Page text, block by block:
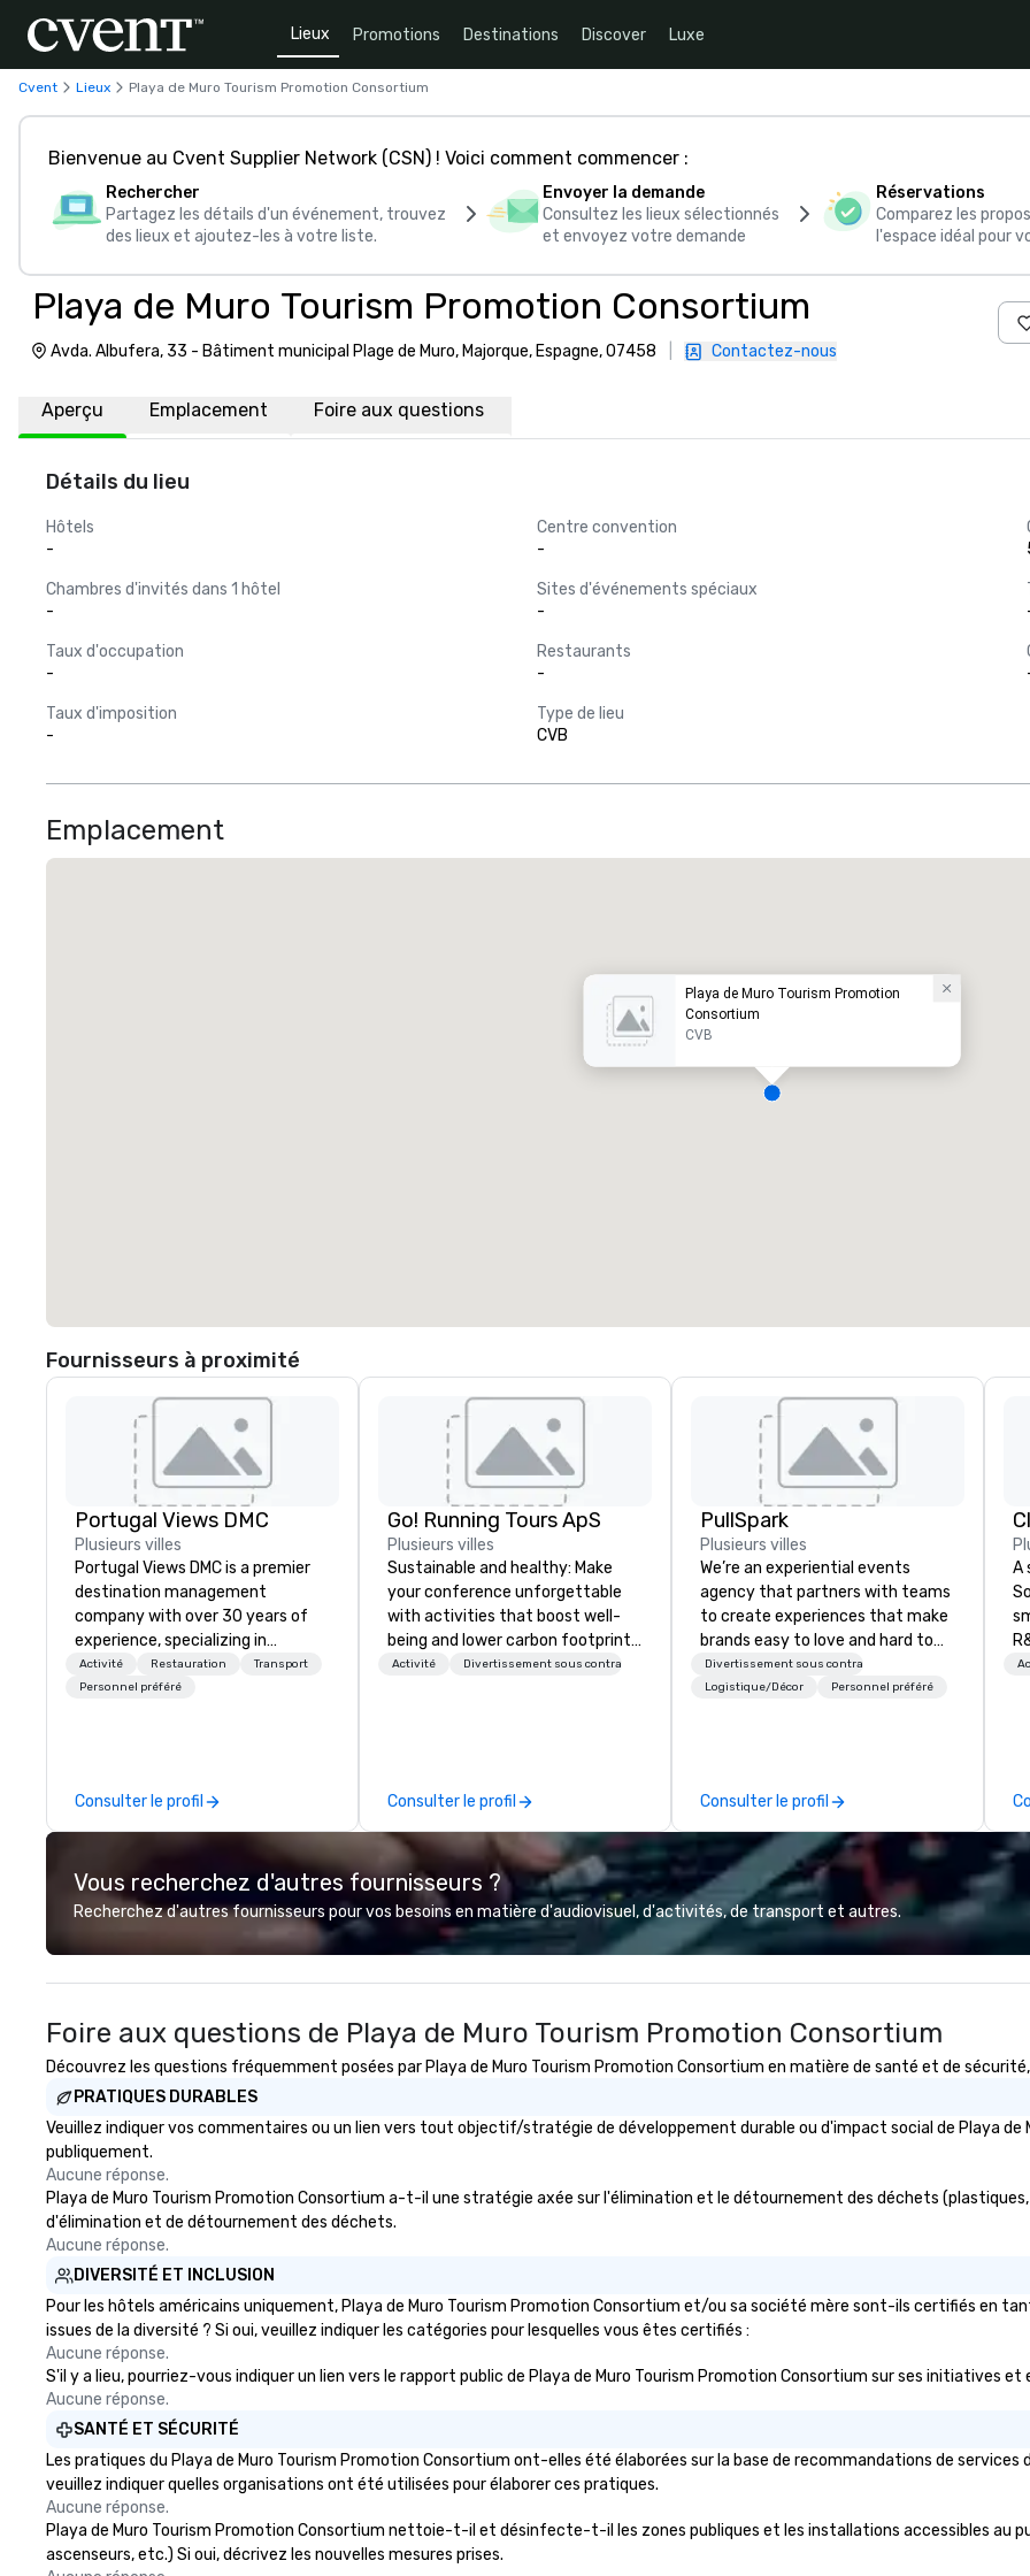
Lieux Promotions Destinations Discover Luxe
Cvent Lieux Playa de Muro Tourism Promotion Consortium
Bienvenue au Cvent Supplier Network (CSN) ! Voici comment commencer :
Rechercher
Partagez les détails d'un événement, trouvez
des lieux et ajoutez-les à votre liste.
Envoyer la demande
Consultez les lieux sélectionnés
et envoyez votre demande
Réservations
Comparez les
l'espace idéal pour
Playa de Muro Tourism Promotion Consortium
Avda. Albufera, 33 - Bâtiment municipal Plage de Muro, Majorque, Espagne, 07458 Contactez-nous
Aperçu Emplacement Foire aux questions
Détails du lieu
Hôtels
-
Centre convention
-
Chambres d'invités dans 1 hôtel
-
Sites d'événements spéciaux
-
Taux d'occupation
-
Restaurants
-
Taux d'imposition
-
Type de lieu
CVB
Emplacement
Playa de Muro Tourism Promotion
Consortium
CVB
Fournisseurs à proximité
Portugal Views DMC
Plusieurs villes
Portugal Views DMC is a premier
destination management
company with over 30 years of
experience, specializing in
customized corporate events,
incentive programs, and group
excellence, and passion for
delivering tailored itineraries that
services include: -
Accommodation in top-tier
hotels - Exclusive event planning
- Guided cultural and adventure
activities - Seamless
Whether you're organizing a luxury
incentive trip, a corporate event,
or a group tour, we ensure every
experience is personalized,
efficient, and unforgettable. From
Lisbon to Porto, the Algarve to
the Douro Valley, Portugal Views
DMC crafts unique and immersive
journeys designed to meet the
needs of discerning clients.
Activité Restauration
Transport
Personnel préféré
Consulter le profil
Go! Running Tours ApS
Plusieurs villes
Sustainable and healthy: Make
your conference unforgettable
with activities that boost well-
being and lower carbon footprints.
Explore the world on the run with
Activité Divertissement sous contrat
Consulter le profil
PullSpark
Plusieurs villes
We’re an experiential events
agency that partners with teams
to create experiences that make
brands easy to love and hard to
forget. Most companies already
know what makes them easy to
Divertissement sous contrat
Logistique/Décor
Personnel préféré
Consulter le profil
A
Vous recherchez d'autres fournisseurs ?
Recherchez d'autres fournisseurs pour vos besoins en matière d'audiovisuel, d'activités, de transport et autres.
Foire aux questions de Playa de Muro Tourism Promotion Consortium
Découvrez les questions fréquemment posées par Playa de Muro Tourism Promotion Consortium en matière de santé et de
PRATIQUES DURABLES
Veuillez indiquer vos commentaires ou un lien vers tout objectif/stratégie de développement durable ou d'impact social de Playa de
publiquement.
Aucune réponse.
Playa de Muro Tourism Promotion Consortium a-t-il une stratégie axée sur l'élimination et le détournement des déchets
d'élimination et de détournement des déchets.
Aucune réponse.
DIVERSITÉ ET INCLUSION
Pour les hôtels américains uniquement, Playa de Muro Tourism Promotion Consortium et/ou sa société mère sont-ils certifiés en
issues de la diversité ? Si oui, veuillez indiquer les catégories pour lesquelles vous êtes certifiés :
Aucune réponse.
S'il y a lieu, pourriez-vous indiquer un lien vers le rapport public de Playa de Muro Tourism Promotion Consortium sur ses initiatives
Aucune réponse.
SANTÉ ET SÉCURITÉ
Les pratiques du Playa de Muro Tourism Promotion Consortium ont-elles été élaborées sur la base de recommandations de
veuillez indiquer quelles organisations ont été utilisées pour élaborer ces pratiques.
Aucune réponse.
Playa de Muro Tourism Promotion Consortium nettoie-t-il et désinfecte-t-il les zones publiques et les installations accessibles au
ascenseurs, etc.) Si oui, décrivez les nouvelles mesures prises.